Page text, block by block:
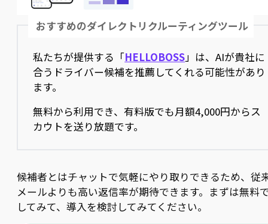
おすすめのダイレクトリクルーティングツール
私たちが提供する「HELLOBOSS」は、AIが貴社に
合うドライバー候補を推薦してくれる可能性があり
ます。
無料から利用でき、有料版でも月額4,000円からス
カウトを送り放題です。
候補者とはチャットで気軽にやり取りできるため、従
メールよりも高い返信率が期待できます。まずは無料
してみて、導入を検討してみてください。